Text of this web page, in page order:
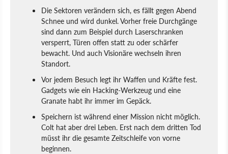
Die Sektoren verändern sich, es fällt gegen Abend
Schnee und wird dunkel. Vorher freie Durchgänge
sind dann zum Beispiel durch Laserschranken
versperrt, Türen offen statt zu oder schärfer
bewacht. Und auch Visionäre wechseln ihren
Standort.
Vor jedem Besuch legt ihr Waffen und Kräfte fest.
Gadgets wie ein Hacking-Werkzeug und eine
Granate habt ihr immer im Gepäck.
Speichern ist während einer Mission nicht möglich.
Colt hat aber drei Leben. Erst nach dem dritten Tod
müsst ihr die gesamte Zeitschleife von vorne
beginnen.